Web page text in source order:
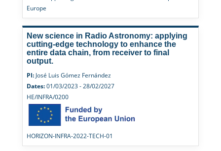
Europe
New science in Radio Astronomy: applying
cutting-edge technology to enhance the
entire data chain, from receiver to final
output.
PI:José Luis Gómez Fernández
Dates:01/03/2023 - 28/02/2027
HE/INFRA/0200
HORIZON-INFRA-2022-TECH-01